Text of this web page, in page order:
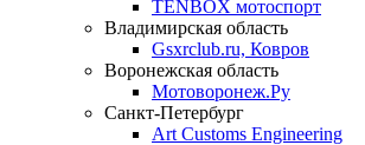
TENBOX мотоспорт
Владимирская область
Gsxrclub.ru, Ковров
Воронежская область
Мотоворонеж.Ру
Санкт-Петербург
Art Customs Engineering